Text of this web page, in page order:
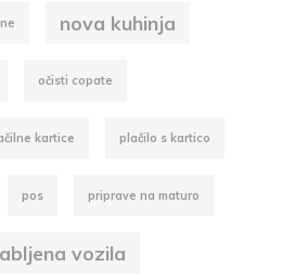
nova kuhinja
očisti copate
kartice plačilo s kartico
pos priprave na maturo
vozila